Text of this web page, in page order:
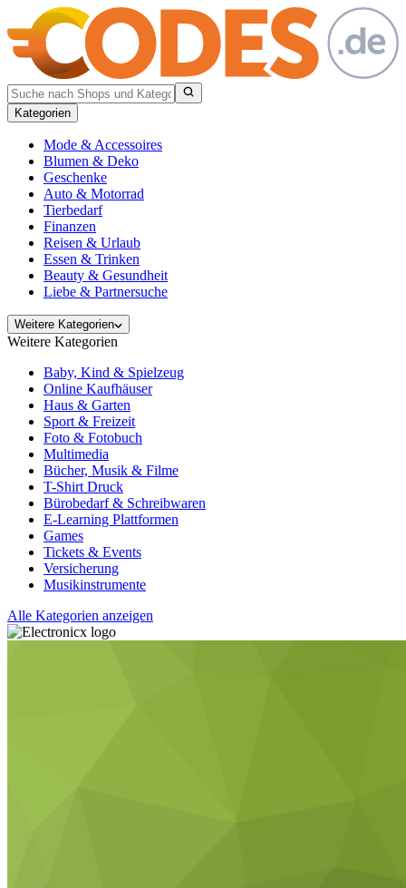
Kategorien
Mode & Accessoires
Blumen & Deko
Geschenke
Auto & Motorrad
Tierbedarf
Finanzen
Reisen & Urlaub
Essen & Trinken
Beauty & Gesundheit
Liebe & Partnersuche
Weitere Kategorien
Weitere Kategorien
Baby, Kind & Spielzeug
Online Kaufhäuser
Haus & Garten
Sport & Freizeit
Foto & Fotobuch
Multimedia
Bücher, Musik & Filme
T-Shirt Druck
Bürobedarf & Schreibwaren
E-Learning Plattformen
Games
Tickets & Events
Versicherung
Musikinstrumente
Alle Kategorien anzeigen